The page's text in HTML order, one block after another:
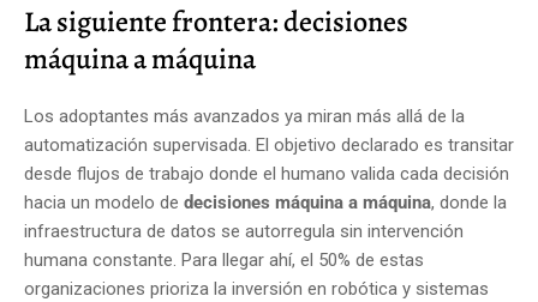
La siguiente frontera: decisiones
máquina a máquina
Los adoptantes más avanzados ya miran más allá de la
automatización supervisada. El objetivo declarado es transitar
desde flujos de trabajo donde el humano valida cada decisión
hacia un modelo de decisiones máquina a máquina, donde la
infraestructura de datos se autorregula sin intervención
humana constante. Para llegar ahí, el 50% de estas
organizaciones prioriza la inversión en robótica y sistemas